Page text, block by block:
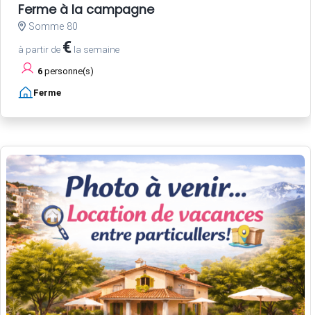
Ferme à la campagne
Somme 80
à partir de € la semaine
6 personne(s)
Ferme